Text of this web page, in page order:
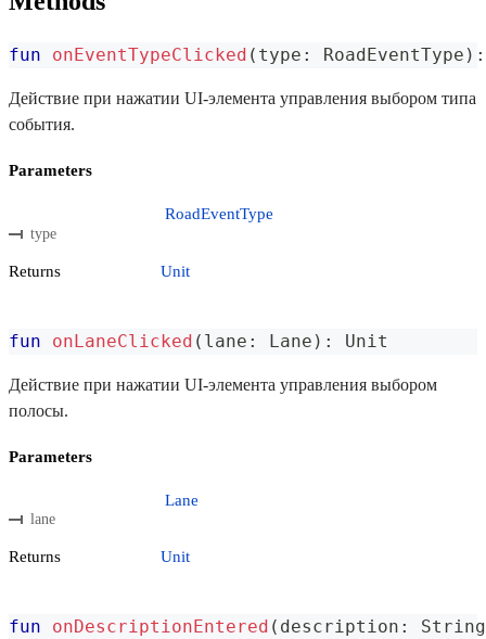
fun onEventTypeClicked ( type : RoadEventType ) :
Действие при нажатии UI-элемента управления выбором типа
события.
Parameters
type
RoadEventType
Returns Unit
fun onLaneClicked ( lane : Lane ) : Unit
Действие при нажатии UI-элемента управления выбором
полосы.
Parameters
lane
Lane
Returns Unit
fun onDescriptionEntered ( description : String